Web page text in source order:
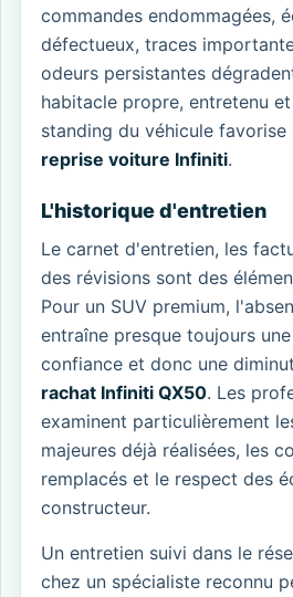
commandes endommagées,
défectueux, traces
odeurs persistantes
habitacle propre, entretenu
standing du véhicule favorise
reprise voiture Infiniti.
L'historique d'entretien
Le carnet d'entretien, les
des révisions sont des
Pour un SUV premium,
entraîne presque toujours
confiance et donc une
rachat Infiniti QX50. Les
examinent particulièrement
majeures déjà réalisées, les
remplacés et le respect des
constructeur.
Un entretien suivi dans le
chez un spécialiste reconnu